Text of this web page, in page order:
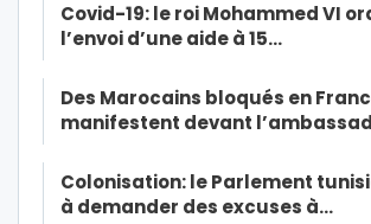
Covid-19: le roi Mohammed VI
l’envoi d’une aide à 15…
Des Marocains bloqués en
manifestent devant
Colonisation: le Parlement
à demander des excuses à…